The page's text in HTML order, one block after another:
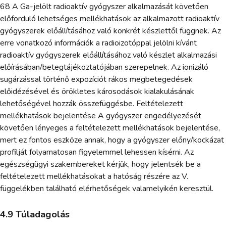
68 A Ga-jelölt radioaktív gyógyszer alkalmazását követően
előforduló lehetséges mellékhatások az alkalmazott radioaktív
gyógyszerek előállításához való konkrét készlettől függnek. Az
erre vonatkozó információk a radioizotóppal jelölni kívánt
radioaktív gyógyszerek előállításához való készlet alkalmazási
előírásában/betegtájékoztatójában szerepelnek. Az ionizáló
sugárzással történő expozíciót rákos megbetegedések
előidézésével és örökletes károsodások kialakulásának
lehetőségével hozzák összefüggésbe. Feltételezett
mellékhatások bejelentése A gyógyszer engedélyezését
követően lényeges a feltételezett mellékhatások bejelentése,
mert ez fontos eszköze annak, hogy a gyógyszer előny/kockázat
profilját folyamatosan figyelemmel lehessen kísérni. Az
egészségügyi szakembereket kérjük, hogy jelentsék be a
feltételezett mellékhatásokat a hatóság részére az V.
függelékben található elérhetőségek valamelyikén keresztül.
4.9 Túladagolás